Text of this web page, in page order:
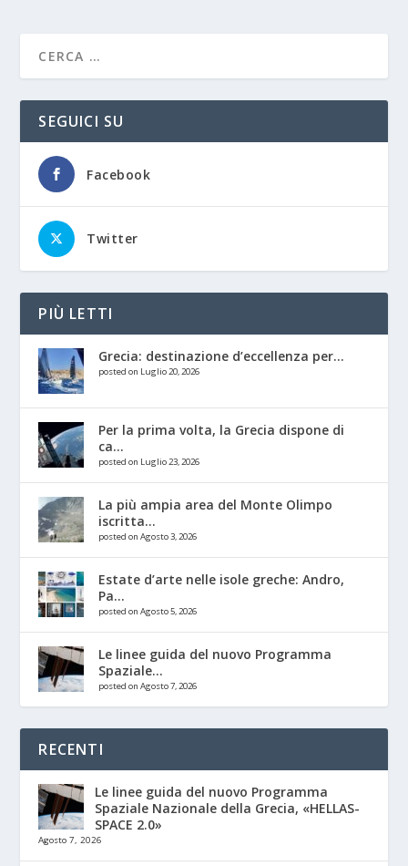
SEGUICI SU
Facebook
Twitter
PIÙ LETTI
Grecia: destinazione d’eccellenza per...
posted on Luglio 20, 2026
Per la prima volta, la Grecia dispone di
ca...
posted on Luglio 23, 2026
La più ampia area del Monte Olimpo
iscritta...
posted on Agosto 3, 2026
Estate d’arte nelle isole greche: Andro,
Pa...
posted on Agosto 5, 2026
Le linee guida del nuovo Programma
Spaziale...
posted on Agosto 7, 2026
RECENTI
Le linee guida del nuovo Programma
Spaziale Nazionale della Grecia, «HELLAS-
SPACE 2.0»
Agosto 7, 2026